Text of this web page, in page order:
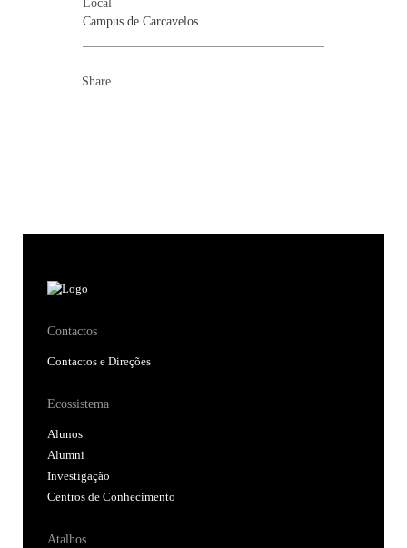
Campus de Carcavelos
Share
Contactos
Contactos e Direções
Ecossistema
Alunos
Alumni
Investigação
Centros de Conhecimento
Atalhos